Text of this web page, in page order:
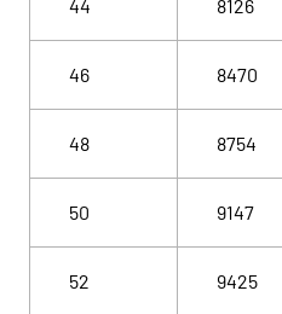
44 8126
46 8470
48 8754
50 9147
52 9425